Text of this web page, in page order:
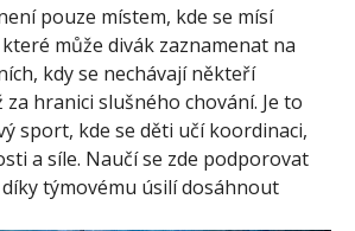
pouze místem, kde se mísí
může divák zaznamenat na
kdy se nechávají někteří
hranici slušného chování. Je to
sport, kde se děti učí koordinaci,
a síle. Naučí se zde podporovat
týmovému úsilí dosáhnout